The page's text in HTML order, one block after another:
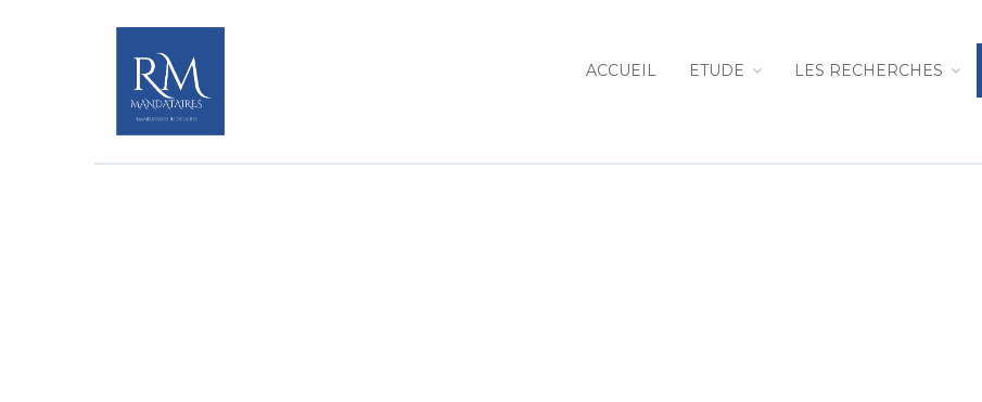
ACCUEIL ETUDE LES RECHERCHES